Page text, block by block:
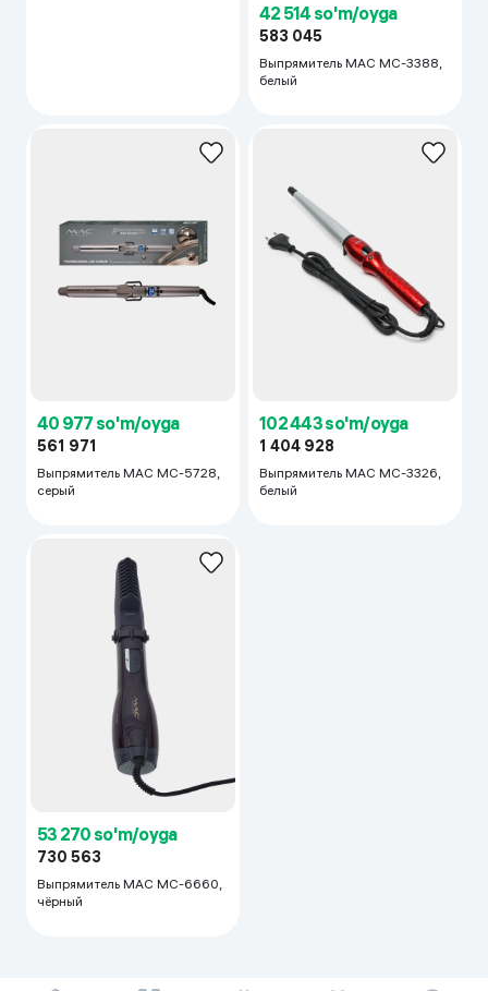
42 514 so'm/oyga
583 045
Выпрямитель MAC MC-3388,
белый
40 977 so'm/oyga
561 971
Выпрямитель MAC MC-5728,
серый
102 443 so'm/oyga
1 404 928
Выпрямитель MAC MC-3326,
белый
53 270 so'm/oyga
730 563
Выпрямитель MAC MC-6660,
чёрный